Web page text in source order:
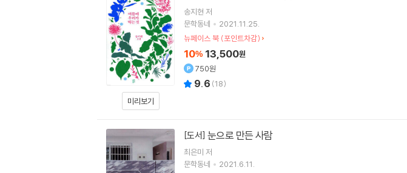
미리보기
송지현 저
문학동네
2021.11.25.
뉴페이스 북 (포인트차감)
10% 13,500원
750원
9.6 (18)
[도서] 눈으로 만든 사람
최은미 저
문학동네
2021.6.11.